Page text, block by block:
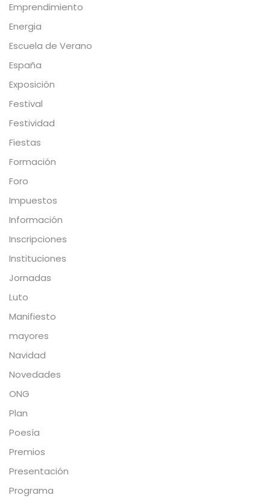
Emprendimiento
Energia
Escuela de Verano
España
Exposición
Festival
Festividad
Fiestas
Formación
Foro
Impuestos
Información
Inscripciones
Instituciones
Jornadas
Luto
Manifiesto
mayores
Navidad
Novedades
ONG
Plan
Poesía
Premios
Presentación
Programa